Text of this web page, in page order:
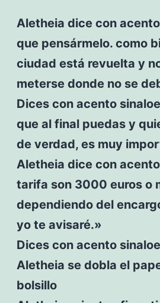
Aletheia dice con
que pensármelo. como
ciudad está revuelta y
meterse donde no se
Dices con acento
que al final puedas y
de verdad, es muy
Aletheia dice con
tarifa son 3000 euros o
dependiendo del
yo te avisaré.»
Dices con acento
Aletheia se dobla el
bolsillo